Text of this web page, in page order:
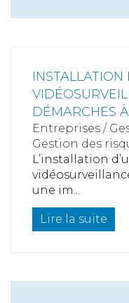
INSTALLATION
DÉMARCHES
Entreprises /
Gestion des
L’installation
une im...
Lire la suite